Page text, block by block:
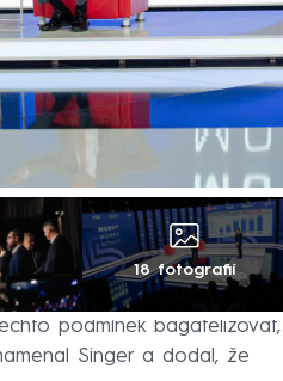
18 fotografií
ekonomik vydává na armádu
podmínek bagatelizovat,
Singer a dodal, že